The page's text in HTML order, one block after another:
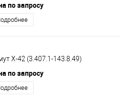
по запросу
Х-42 (3.407.1-143.8.49)
по запросу